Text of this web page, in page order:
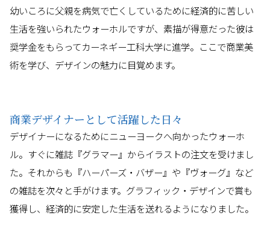
幼いころに父親を病気で亡くしているために経済的に苦しい
生活を強いられたウォーホルですが、素描が得意だった彼は
奨学金をもらってカーネギー工科大学に進学。ここで商業美
術を学び、デザインの魅力に目覚めます。
商業デザイナーとして活躍した日々
デザイナーになるためにニューヨークへ向かったウォーホ
ル。すぐに雑誌『グラマー』からイラストの注文を受けまし
た。それからも『ハーパーズ・バザー』や『ヴォーグ』など
の雑誌を次々と手がけます。グラフィック・デザインで賞も
獲得し、経済的に安定した生活を送れるようになりました。